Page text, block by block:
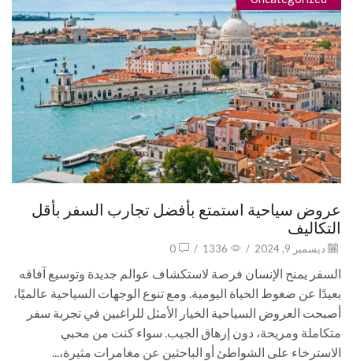
عروض سياحية استمتع بأفضل تجارب السفر بأقل
التكاليف
ديسمبر 9, 2024 /
1336
/
0
السفر يمنح الإنسان فرصة لاستكشاف عوالم جديدة وتوسيع آفاقه
بعيدًا عن ضغوط الحياة اليومية. ومع تنوع الوجهات السياحية عالميًا،
أصبحت العروض السياحية الخيار الأمثل للراغبين في تجربة سفر
متكاملة ومريحة، دون إرهاق الجيب. سواء كنت من محبي
الاسترخاء على الشواطئ أو الباحثين عن مغامرات مثيرة،...